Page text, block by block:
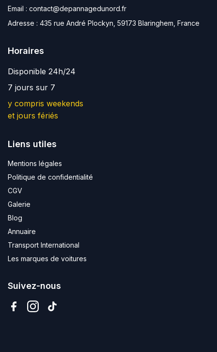
Email : contact@depannagedunord.fr
Adresse : 435 rue André Plockyn, 59173 Blaringhem, France
Horaires
Disponible 24h/24
7 jours sur 7
y compris weekends
et jours fériés
Liens utiles
Mentions légales
Politique de confidentialité
CGV
Galerie
Blog
Annuaire
Transport International
Les marques de voitures
Suivez-nous